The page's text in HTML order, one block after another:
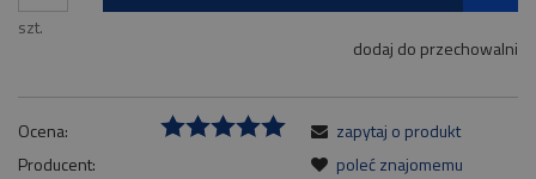
szt.
dodaj do przechowalni
Ocena:
Producent:
zapytaj o produkt
poleć znajomemu